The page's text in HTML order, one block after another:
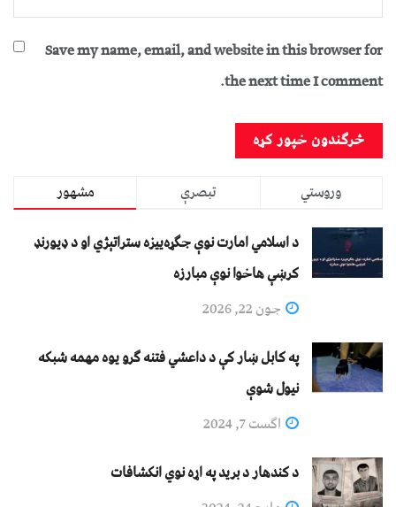
Save my name, email, and website in this browser for
the next time I comment.
مشهور تبصرې
وروستي
د اسلامي امارت نوې جګړه‌ییزه ستراتېژي او د ډیورنډ
کرښې هاخوا نوې مبارزه
جون 22, 2026
په کابل ښار کې د داعشي فتنه ګرو يوه مهمه شبکه
نيول شوې
اگست 7, 2024
د کندهار د برید په اړه نوي انکشافات